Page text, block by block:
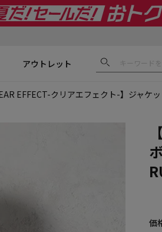
アウトレット
EFFECT-クリアエフェクト-】ジャケ
価